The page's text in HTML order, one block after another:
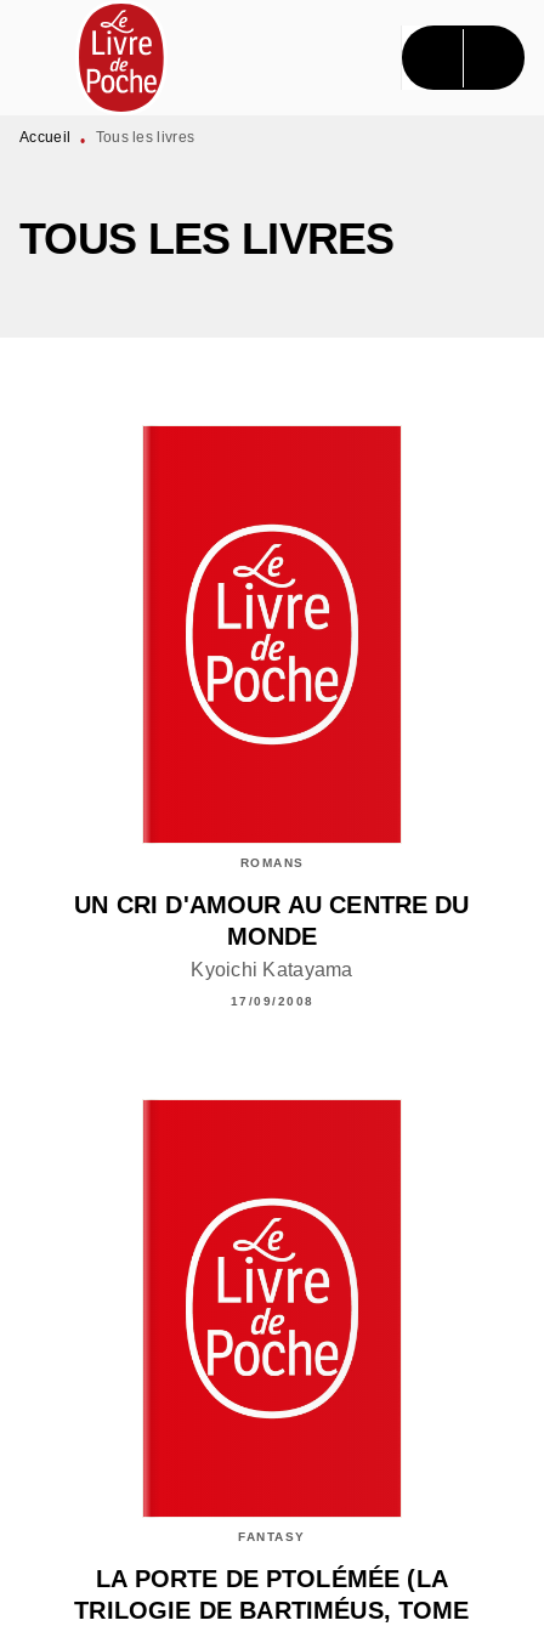
MENU RECHERCHE CONTENU
PIED DE PAGE
Accueil • Tous les livres
TOUS LES LIVRES
ROMANS
UN CRI D'AMOUR AU CENTRE DU
MONDE
Kyoichi Katayama
17/09/2008
FANTASY
LA PORTE DE PTOLÉMÉE (LA
TRILOGIE DE BARTIMÉUS, TOME